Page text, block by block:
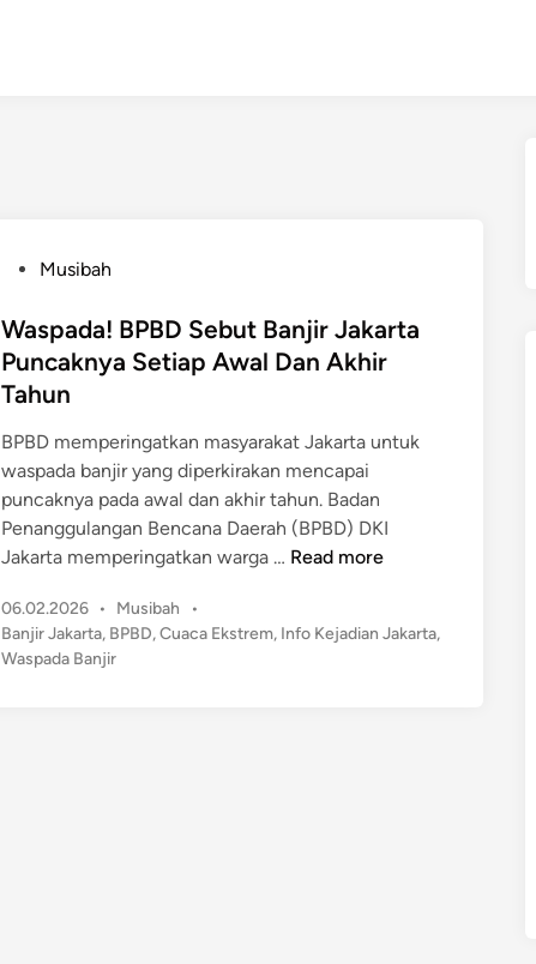
s
t
e
i
n
Musibah
Waspada! BPBD Sebut Banjir Jakarta
Puncaknya Setiap Awal Dan Akhir
Tahun
BPBD memperingatkan masyarakat Jakarta untuk
waspada banjir yang diperkirakan mencapai
puncaknya pada awal dan akhir tahun. Badan
Penanggulangan Bencana Daerah (BPBD) DKI
Jakarta memperingatkan warga … W
p
Read more
06.02.2026 •
P
o
s
Musibah
•
Banjir Jakarta, BPBD,Cuaca Ekstrem, Info Kejadian Jakarta,
Waspada Banjir